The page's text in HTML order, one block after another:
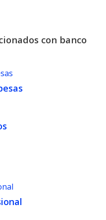
con banco